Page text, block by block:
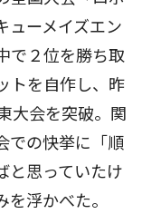
ューメイズエン
で２位を勝ち取
トを自作し、昨
大会を突破。関
での快挙に「順
と思っていたけ
浮かべた。